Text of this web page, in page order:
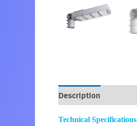
Description
Technical Specifications